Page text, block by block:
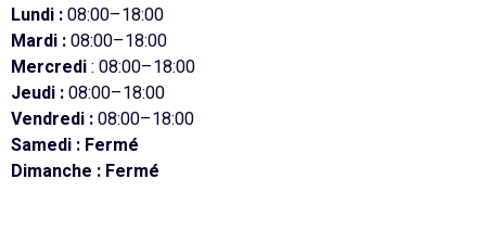
Lundi :08:00–18:00
Mardi :08:00–18:00
Mercredi: 08:00–18:00
Jeudi :08:00–18:00
Vendredi :08:00–18:00
Samedi : Fermé
Dimanche : Fermé